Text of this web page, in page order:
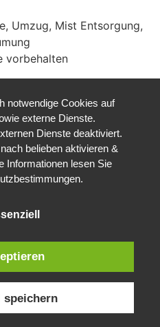
Umzug, Mist Entsorgung,
vorbehalten
notwendige Cookies auf
externe Dienste.
Dienste deaktiviert.
belieben aktivieren &
Informationen lesen Sie
speichern